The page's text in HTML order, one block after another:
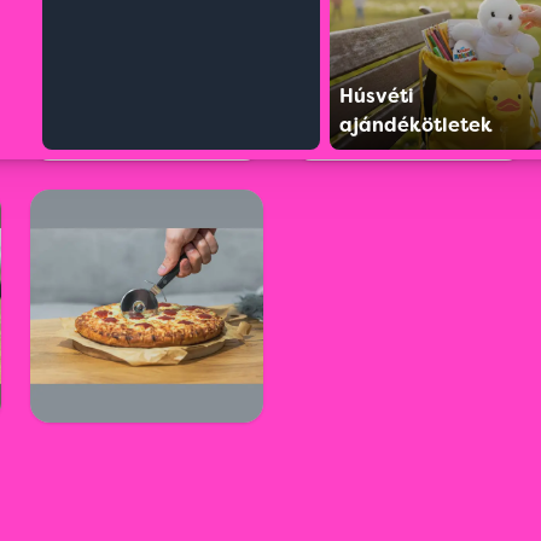
Húsvéti
ajándékötletek